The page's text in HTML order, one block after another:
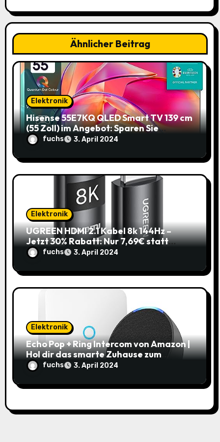
t
i
o
n
Ähnlicher Beitrag
Elektronik
Hisense 55E7KQ QLED Smart TV 139 cm
(55 Zoll) im Angebot: Sparen Sie
145,85€!
fuchs 3. April 2024
Elektronik
UGREEN HDMI 2.1 Kabel 8k 144Hz –
Jetzt 30% Rabatt: Nur 7,69€ statt
10,99€
fuchs 3. April 2024
Elektronik
Echo Pop + Ring Intercom von Amazon |
Hol dir das smarte Zuhause zum
Schnäppchenpreis!
fuchs 3. April 2024